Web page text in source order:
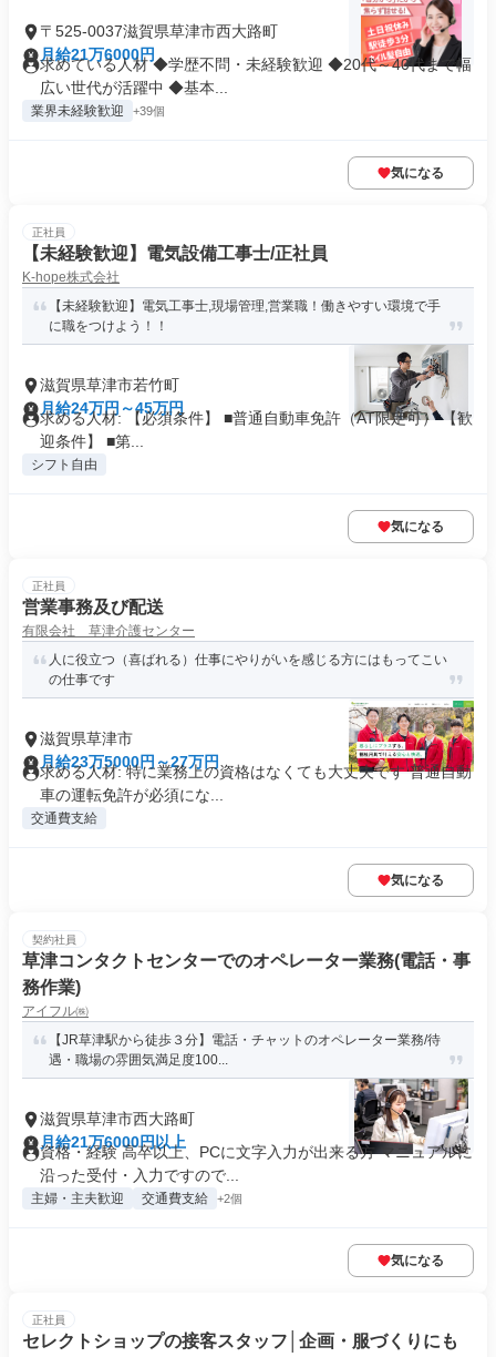
〒525-0037滋賀県草津市西大路町
月給21万6000円
求めている人材 ◆学歴不問・未経験歓迎 ◆20代～40代まで幅
広い世代が活躍中 ◆基本...
業界未経験歓迎 +39個
気になる
正社員
【未経験歓迎】電気設備工事士/正社員
K-hope株式会社
【未経験歓迎】電気工事士,現場管理,営業職！働きやすい環境で手
に職をつけよう！！
滋賀県草津市若竹町
月給24万円～45万円
求める人材: 【必須条件】 ■普通自動車免許（AT限定可） 【歓
迎条件】 ■第...
シフト自由
気になる
正社員
営業事務及び配送
有限会社 草津介護センター
人に役立つ（喜ばれる）仕事にやりがいを感じる方にはもってこい
の仕事です
滋賀県草津市
月給23万5000円～27万円
求める人材: 特に業務上の資格はなくても大丈夫です 普通自動
車の運転免許が必須にな...
交通費支給
気になる
契約社員
草津コンタクトセンターでのオペレーター業務(電話・事
務作業)
アイフル㈱
【JR草津駅から徒歩３分】電話・チャットのオペレーター業務/待
遇・職場の雰囲気満足度100...
滋賀県草津市西大路町
月給21万6000円以上
資格・経験 高卒以上、PCに文字入力が出来る方 マニュアルに
沿った受付・入力ですので...
主婦・主夫歓迎 交通費支給 +2個
気になる
正社員
セレクトショップの接客スタッフ│企画・服づくりにも